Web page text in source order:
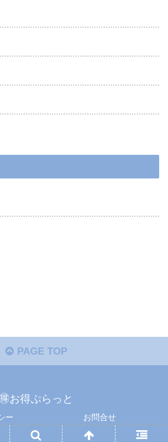
PAGE TOP
お得ぷらっと
ー お問合せ
賞ぷらっと All Rights Reserved.